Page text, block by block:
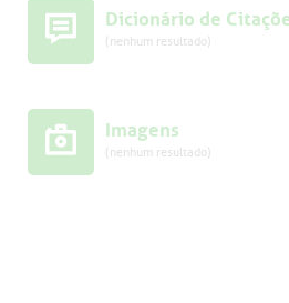
Dicionário de
(nenhum resultado)
Imagens
(nenhum resultado)